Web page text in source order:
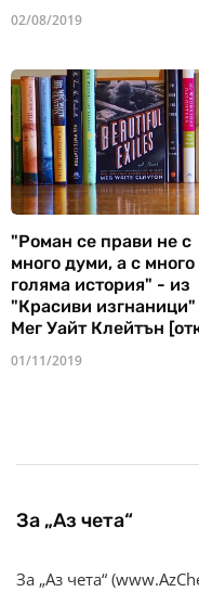
02/08/2019
"Роман се прави не с
много думи, а с много
голяма история" - из
"Красиви изгнаници"
Мег Уайт Клейтън
01/11/2019
За „Аз чета“
За „Аз чета“